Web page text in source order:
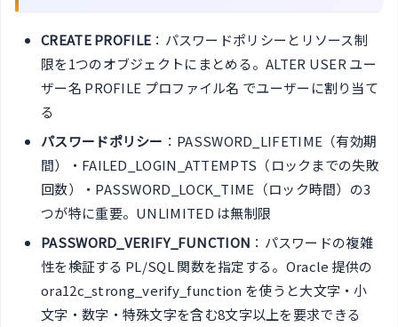
CREATE PROFILE ：パスワードポリシーとリソース制
限を1つのオブジェクトにまとめる。ALTER USER ユー
ザー名 PROFILE プロファイル名 でユーザーに割り当て
る
パスワードポリシー ：PASSWORD_LIFETIME（有効期
間）・FAILED_LOGIN_ATTEMPTS（ロックまでの失敗
回数）・PASSWORD_LOCK_TIME（ロック時間）の3
つが特に重要。UNLIMITED は無制限
PASSWORD_VERIFY_FUNCTION ：パスワードの複雑
性を検証する PL/SQL 関数を指定する。Oracle 提供の
ora12c_strong_verify_function を使うと大文字・小
文字・数字・特殊文字を含む8文字以上を要求できる